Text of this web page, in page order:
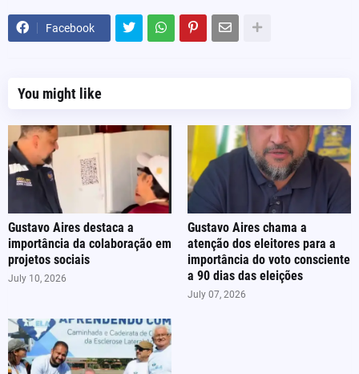
Facebook
You might like
Gustavo Aires destaca a
importância da colaboração em
projetos sociais
July 10, 2026
Gustavo Aires chama a
atenção dos eleitores para a
importância do voto consciente
a 90 dias das eleições
July 07, 2026